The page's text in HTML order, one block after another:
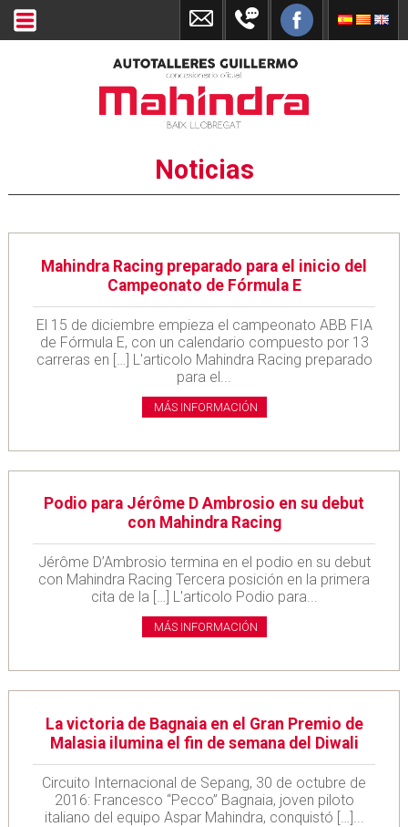
Noticias
Mahindra Racing preparado para el inicio del
Campeonato de Fórmula E
El 15 de diciembre empieza el campeonato ABB FIA
de Fórmula E, con un calendario compuesto por 13
carreras en […] L'articolo Mahindra Racing preparado
para el...
MÁS INFORMACIÓN
Podio para Jérôme D Ambrosio en su debut
con Mahindra Racing
Jérôme D’Ambrosio termina en el podio en su debut
con Mahindra Racing Tercera posición en la primera
cita de la […] L'articolo Podio para...
MÁS INFORMACIÓN
La victoria de Bagnaia en el Gran Premio de
Malasia ilumina el fin de semana del Diwali
Circuito Internacional de Sepang, 30 de octubre de
2016: Francesco “Pecco” Bagnaia, joven piloto
italiano del equipo Aspar Mahindra, conquistó […]...